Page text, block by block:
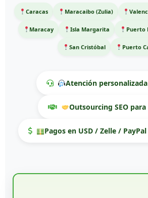
Caracas Maracaibo (Zulia)
Maracay Isla Margarita Puerto
San Cristóbal Puerto
Atención
Outsourcing SEO para
Pagos en USD / Zelle /